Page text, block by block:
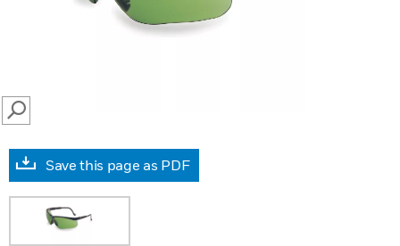
SEARCH
Save this page as PDF